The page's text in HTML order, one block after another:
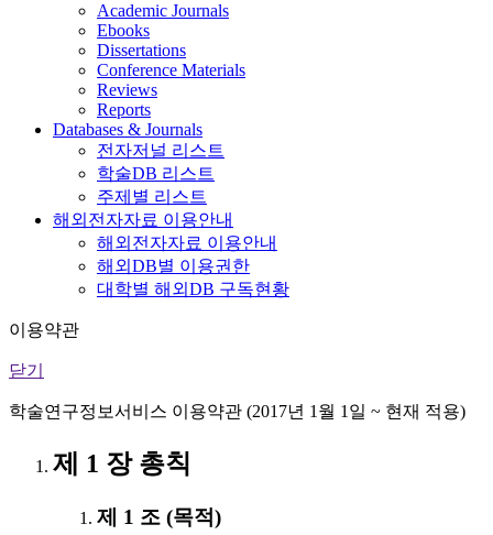
Academic Journals
Ebooks
Dissertations
Conference Materials
Reviews
Reports
Databases & Journals
전자저널 리스트
학술DB 리스트
주제별 리스트
해외전자자료 이용안내
해외전자자료 이용안내
해외DB별 이용권한
대학별 해외DB 구독현황
이용약관
닫기
학술연구정보서비스 이용약관 (2017년 1월 1일 ~ 현재 적용)
제 1 장 총칙
제 1 조 (목적)